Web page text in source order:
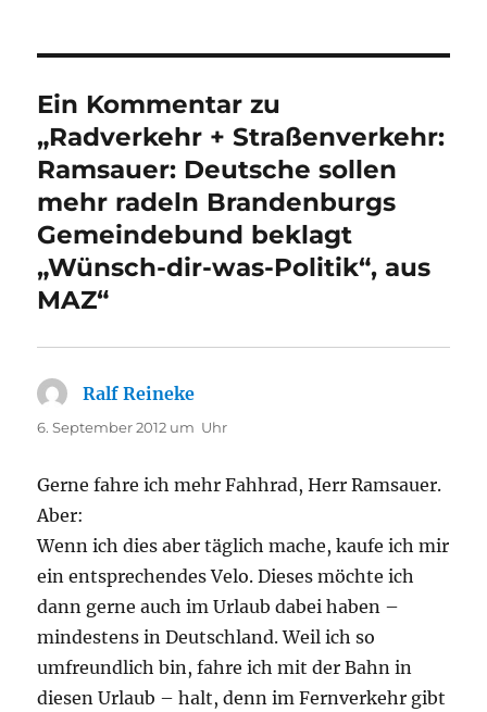
Ein Kommentar zu
„Radverkehr + Straßenverkehr:
Ramsauer: Deutsche sollen
mehr radeln Brandenburgs
Gemeindebund beklagt
„Wünsch-dir-was-Politik“, aus
MAZ“
Ralf Reineke
6. September 2012 um Uhr
Gerne fahre ich mehr Fahhrad, Herr Ramsauer.
Aber:
Wenn ich dies aber täglich mache, kaufe ich mir
ein entsprechendes Velo. Dieses möchte ich
dann gerne auch im Urlaub dabei haben –
mindestens in Deutschland. Weil ich so
umfreundlich bin, fahre ich mit der Bahn in
diesen Urlaub – halt, denn im Fernverkehr gibt